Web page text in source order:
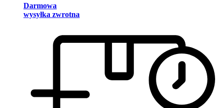
Darmowa
wysyłka zwrotna